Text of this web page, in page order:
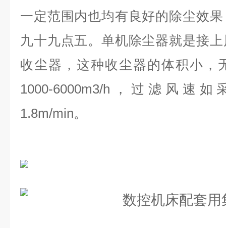
一定范围内也均有良好的除尘效
九十九点五。单机除尘器就是接
收尘器，这种收尘器的体积小，
1000-6000m3/h，过滤风速
1.8m/min。